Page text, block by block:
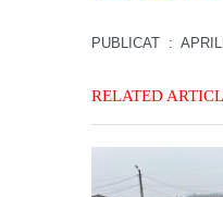
PUBLICAT :
RELATED